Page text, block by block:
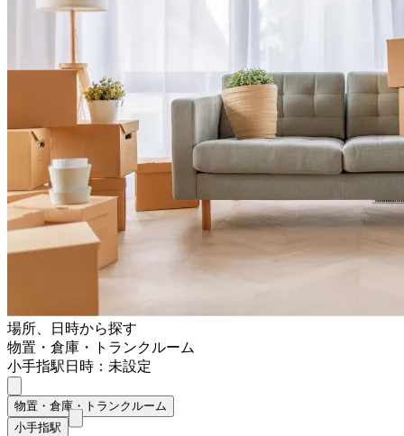
場所、日時から探す
物置・倉庫・トランクルーム
小手指駅日時：未設定
物置・倉庫・トランクルーム
小手指駅